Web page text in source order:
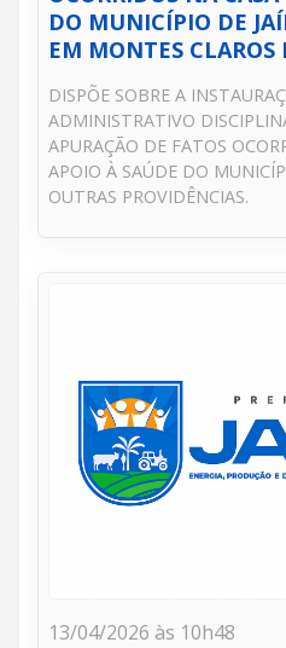
DO MUNICÍPIO DE
EM MONTES CLAROS
DISPÕE SOBRE A
ADMINISTRATIVO
APURAÇÃO DE FATOS
APOIO À SAÚDE DO
OUTRAS PROVIDÊNCIAS.
13/04/2026 às 10h48